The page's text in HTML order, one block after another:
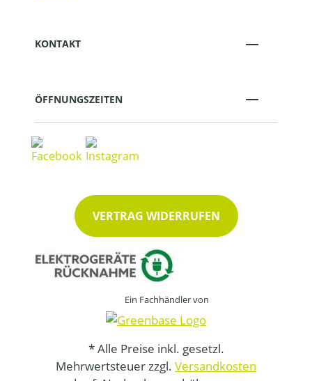
KONTAKT
ÖFFNUNGSZEITEN
VERTRAG WIDERRUFEN
Ein Fachhändler von
* Alle Preise inkl. gesetzl.
Mehrwertsteuer zzgl. Versandkosten